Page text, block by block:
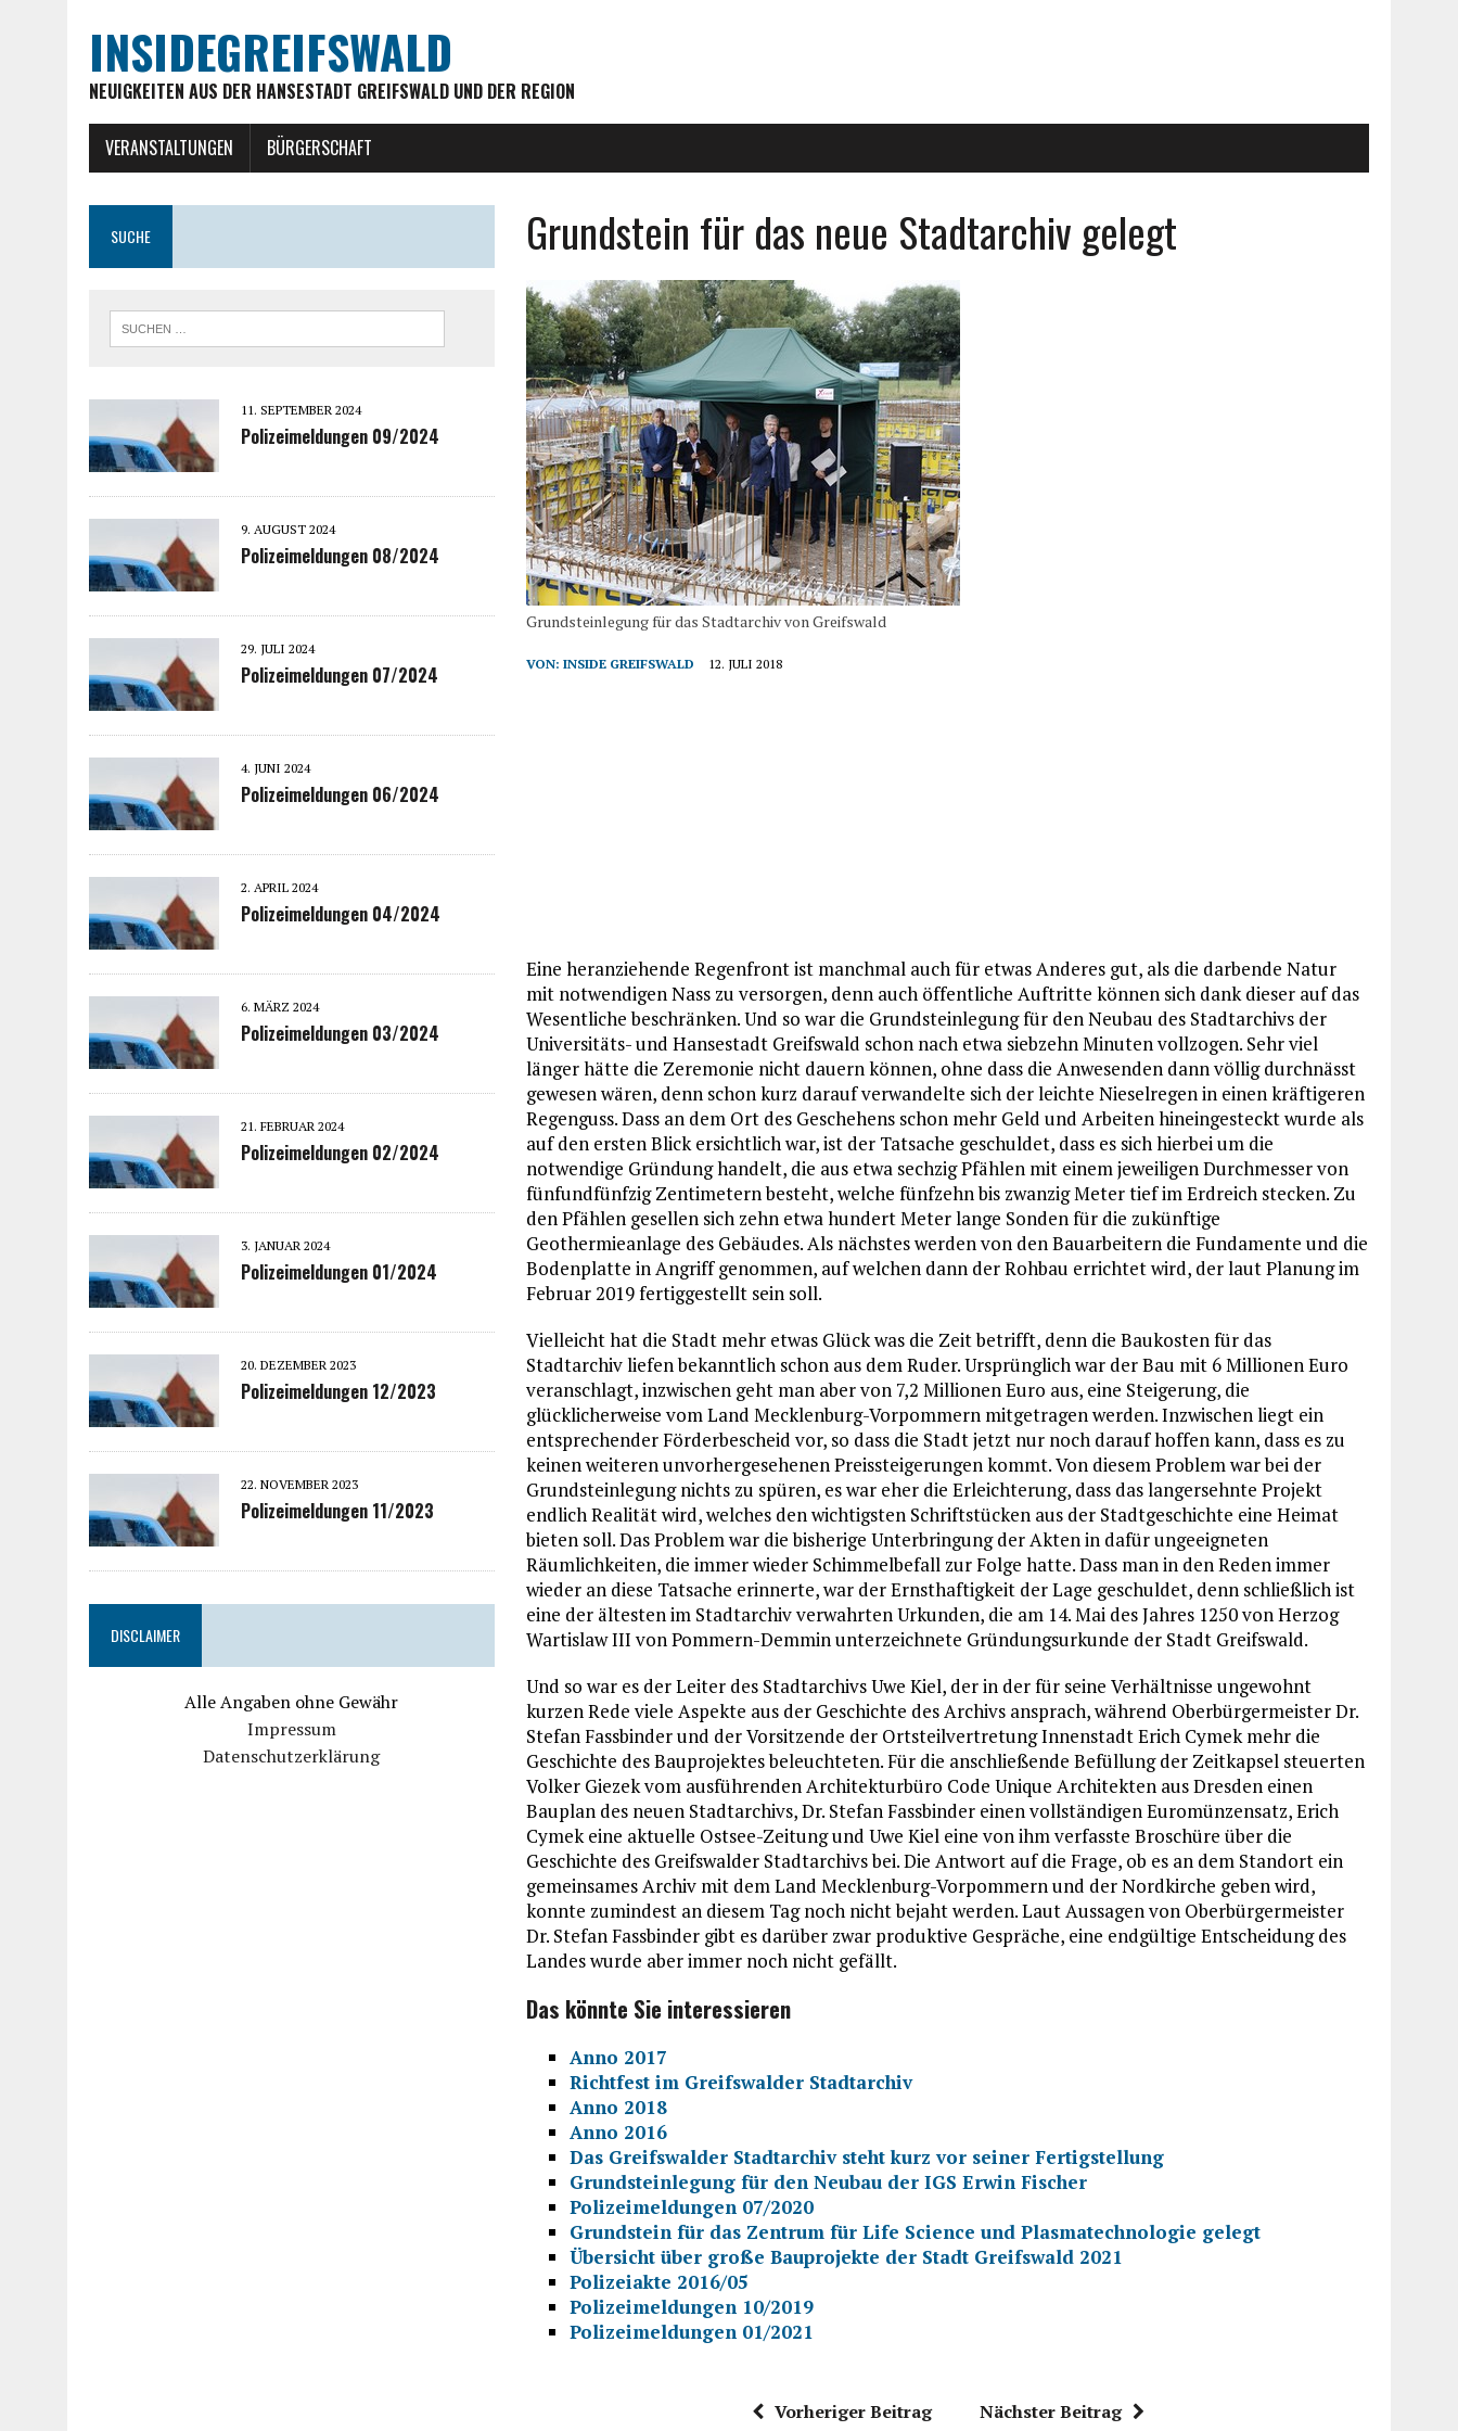
INSIDEGREIFSWALD
NEUIGKEITEN AUS DER HANSESTADT GREIFSWALD UND DER REGION
VERANSTALTUNGEN BÜRGERSCHAFT
Grundstein für das neue Stadtarchiv gelegt
Grundsteinlegung für das Stadtarchiv von Greifswald
VON:INSIDE GREIFSWALD 12. JULI 2018
Eine heranziehende Regenfront ist manchmal auch für etwas Anderes gut, als die darbende Natur
mit notwendigen Nass zu versorgen, denn auch öffentliche Auftritte können sich dank dieser auf das
Wesentliche beschränken. Und so war die Grundsteinlegung für den Neubau des Stadtarchivs der
Universitäts- und Hansestadt Greifswald schon nach etwa siebzehn Minuten vollzogen. Sehr viel
länger hätte die Zeremonie nicht dauern können, ohne dass die Anwesenden dann völlig durchnässt
gewesen wären, denn schon kurz darauf verwandelte sich der leichte Nieselregen in einen kräftigeren
Regenguss. Dass an dem Ort des Geschehens schon mehr Geld und Arbeiten hineingesteckt wurde als
auf den ersten Blick ersichtlich war, ist der Tatsache geschuldet, dass es sich hierbei um die
notwendige Gründung handelt, die aus etwa sechzig Pfählen mit einem jeweiligen Durchmesser von
fünfundfünfzig Zentimetern besteht, welche fünfzehn bis zwanzig Meter tief im Erdreich stecken. Zu
den Pfählen gesellen sich zehn etwa hundert Meter lange Sonden für die zukünftige
Geothermieanlage des Gebäudes. Als nächstes werden von den Bauarbeitern die Fundamente und die
Bodenplatte in Angriff genommen, auf welchen dann der Rohbau errichtet wird, der laut Planung im
Februar 2019 fertiggestellt sein soll.
Vielleicht hat die Stadt mehr etwas Glück was die Zeit betrifft, denn die Baukosten für das
Stadtarchiv liefen bekanntlich schon aus dem Ruder. Ursprünglich war der Bau mit 6 Millionen Euro
veranschlagt, inzwischen geht man aber von 7,2 Millionen Euro aus, eine Steigerung, die
glücklicherweise vom Land Mecklenburg-Vorpommern mitgetragen werden. Inzwischen liegt ein
entsprechender Förderbescheid vor, so dass die Stadt jetzt nur noch darauf hoffen kann, dass es zu
keinen weiteren unvorhergesehenen Preissteigerungen kommt. Von diesem Problem war bei der
Grundsteinlegung nichts zu spüren, es war eher die Erleichterung, dass das langersehnte Projekt
endlich Realität wird, welches den wichtigsten Schriftstücken aus der Stadtgeschichte eine Heimat
bieten soll. Das Problem war die bisherige Unterbringung der Akten in dafür ungeeigneten
Räumlichkeiten, die immer wieder Schimmelbefall zur Folge hatte. Dass man in den Reden immer
wieder an diese Tatsache erinnerte, war der Ernsthaftigkeit der Lage geschuldet, denn schließlich ist
eine der ältesten im Stadtarchiv verwahrten Urkunden, die am 14. Mai des Jahres 1250 von Herzog
Wartislaw III von Pommern-Demmin unterzeichnete Gründungsurkunde der Stadt Greifswald.
Und so war es der Leiter des Stadtarchivs Uwe Kiel, der in der für seine Verhältnisse ungewohnt
kurzen Rede viele Aspekte aus der Geschichte des Archivs ansprach, während Oberbürgermeister Dr.
Stefan Fassbinder und der Vorsitzende der Ortsteilvertretung Innenstadt Erich Cymek mehr die
Geschichte des Bauprojektes beleuchteten. Für die anschließende Befüllung der Zeitkapsel steuerten
Volker Giezek vom ausführenden Architekturbüro Code Unique Architekten aus Dresden einen
Bauplan des neuen Stadtarchivs, Dr. Stefan Fassbinder einen vollständigen Euromünzensatz, Erich
Cymek eine aktuelle Ostsee-Zeitung und Uwe Kiel eine von ihm verfasste Broschüre über die
Geschichte des Greifswalder Stadtarchivs bei. Die Antwort auf die Frage, ob es an dem Standort ein
gemeinsames Archiv mit dem Land Mecklenburg-Vorpommern und der Nordkirche geben wird,
konnte zumindest an diesem Tag noch nicht bejaht werden. Laut Aussagen von Oberbürgermeister
Dr. Stefan Fassbinder gibt es darüber zwar produktive Gespräche, eine endgültige Entscheidung des
Landes wurde aber immer noch nicht gefällt.
Das könnte Sie interessieren
Anno 2017
Richtfest im Greifswalder Stadtarchiv
Anno 2018
Anno 2016
Das Greifswalder Stadtarchiv steht kurz vor seiner Fertigstellung
Grundsteinlegung für den Neubau der IGS Erwin Fischer
Polizeimeldungen 07/2020
Grundstein für das Zentrum für Life Science und Plasmatechnologie gelegt
Übersicht über große Bauprojekte der Stadt Greifswald 2021
Polizeiakte 2016/05
Polizeimeldungen 10/2019
Polizeimeldungen 01/2021
Vorheriger Beitrag Nächster Beitrag
SUCHE
11. SEPTEMBER 2024
Polizeimeldungen 09/2024
9. AUGUST 2024
Polizeimeldungen 08/2024
29. JULI 2024
Polizeimeldungen 07/2024
4. JUNI 2024
Polizeimeldungen 06/2024
2. APRIL 2024
Polizeimeldungen 04/2024
6. MÄRZ 2024
Polizeimeldungen 03/2024
21. FEBRUAR 2024
Polizeimeldungen 02/2024
3. JANUAR 2024
Polizeimeldungen 01/2024
20. DEZEMBER 2023
Polizeimeldungen 12/2023
22. NOVEMBER 2023
Polizeimeldungen 11/2023
DISCLAIMER
Alle Angaben ohne Gewähr
Impressum
Datenschutzerklärung